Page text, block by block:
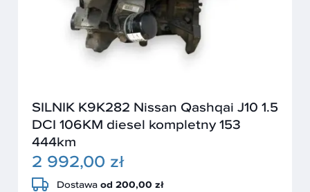
SILNIK K9K282 Nissan Qashqai J10 1.5
DCI 106KM diesel kompletny 153
444km
2 992,00 zł
Dostawa od 200,00 zł